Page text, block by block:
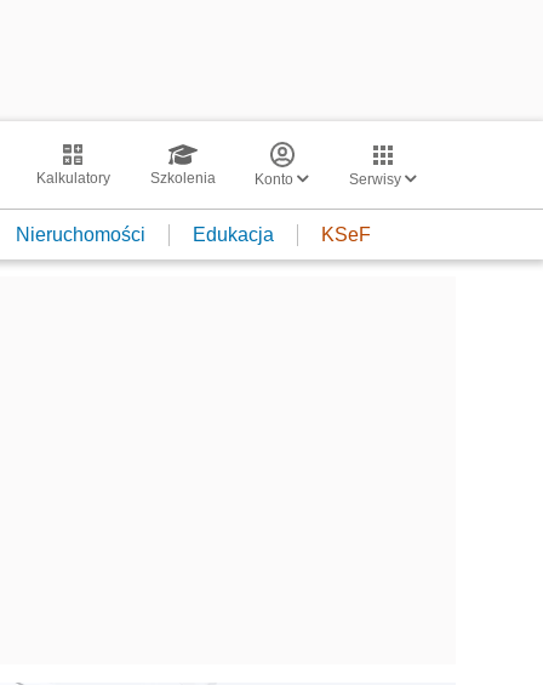
Kalkulatory Szkolenia Konto Serwisy
Nieruchomości Edukacja KSeF